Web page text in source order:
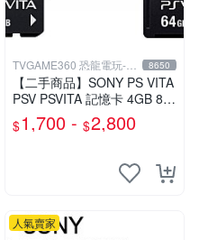
TVGAME360 恐龍電玩-台
中店
8650
【二手商品】SONY PS VITA
PSV PSVITA 記憶卡 4GB 8G
B 16GB 32GB 64GB 台中
$1,700 - $2,800
人氣賣家